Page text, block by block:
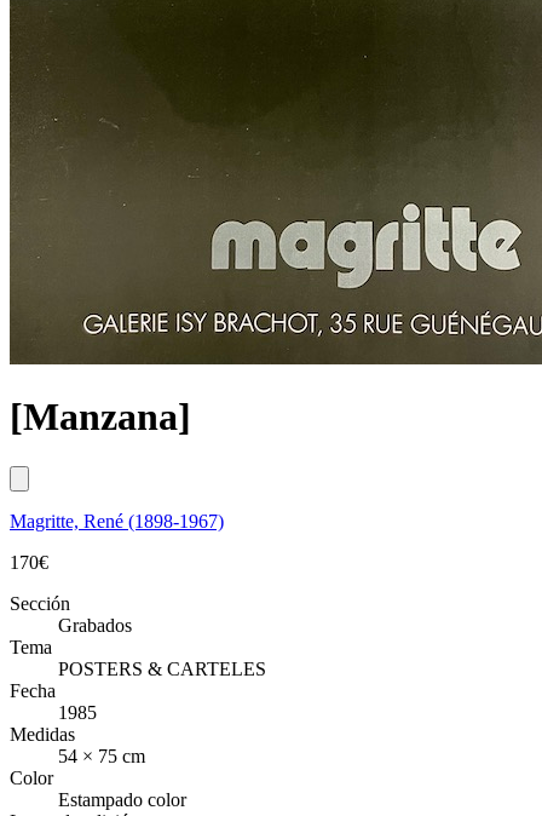
[Manzana]
Magritte, René (1898-1967)
170€
Sección
Grabados
Tema
POSTERS & CARTELES
Fecha
1985
Medidas
54 × 75 cm
Color
Estampado color